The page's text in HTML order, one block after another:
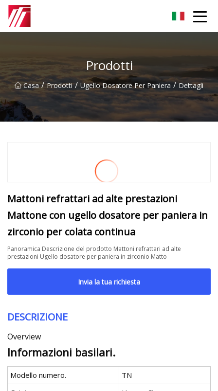
Prodotti
Casa / Prodotti / Ugello Dosatore Per Paniera / Dettagli
Mattoni refrattari ad alte prestazioni
Mattone con ugello dosatore per paniera in
zirconio per colata continua
Panoramica Descrizione del prodotto Mattoni refrattari ad alte
prestazioni Ugello dosatore per paniera in zirconio Matto
Invia la tua richiesta
DESCRIZIONE
Overview
Informazioni basilari.
Modello numero.
TN